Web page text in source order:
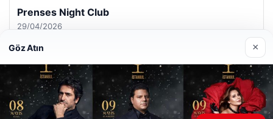
Prenses Night Club
29/04/2026
Göz Atın ×